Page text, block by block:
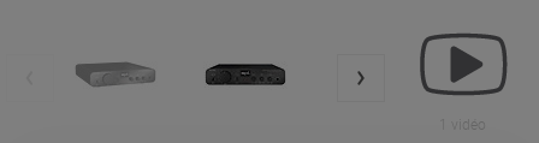
1 vidéo